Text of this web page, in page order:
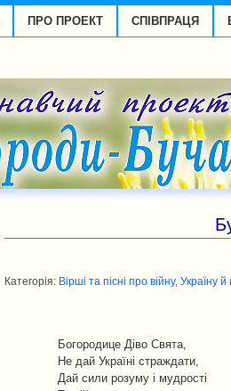
ПРО ПРОЕКТ СПІВПРАЦЯ
Категорія: Вірші та пісні про війну, Україну й
Богородице Діво Свята,
Не дай Україні страждати,
Дай сили розуму і мудрості